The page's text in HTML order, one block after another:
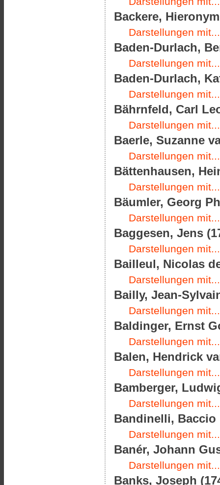
Backere,
Darstellungen mit...
Baden-Durlach,
Darstellungen mit...
Baden-Durlach,
Darstellungen mit...
Bährnfeld, Carl
Darstellungen mit...
Baerle, Suzanne
Darstellungen mit...
Bättenhausen,
Darstellungen mit...
Bäumler, Georg
Darstellungen mit...
Baggesen, Jens
Darstellungen mit...
Bailleul, Nicolas
Darstellungen mit...
Bailly, Jean-
Darstellungen mit...
Baldinger, Ernst
Darstellungen mit...
Balen, Hendrick
Darstellungen mit...
Bamberger,
Darstellungen mit...
Bandinelli, Baccio
Darstellungen mit...
Banér, Johann
Darstellungen mit...
Banks, Joseph